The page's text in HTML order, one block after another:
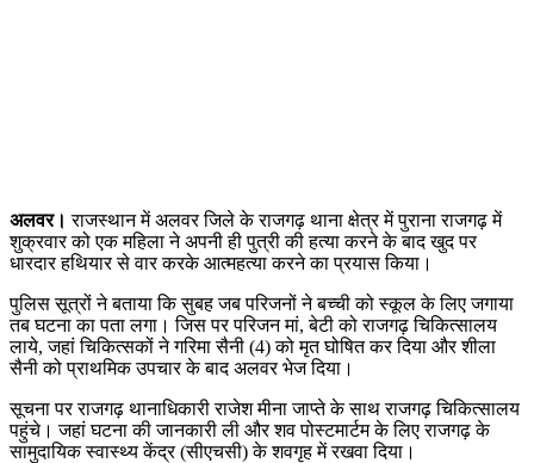
अलवर। राजस्थान में अलवर जिले के राजगढ़ थाना क्षेत्र में पुराना राजगढ़ में
शुक्रवार को एक महिला ने अपनी ही पुत्री की हत्या करने के बाद खुद पर
धारदार हथियार से वार करके आत्महत्या करने का प्रयास किया।
पुलिस सूत्रों ने बताया कि सुबह जब परिजनों ने बच्ची को स्कूल के लिए जगाया
तब घटना का पता लगा। जिस पर परिजन मां, बेटी को राजगढ़ चिकित्सालय
लाये, जहां चिकित्सकों ने गरिमा सैनी (4) को मृत घोषित कर दिया और शीला
सैनी को प्राथमिक उपचार के बाद अलवर भेज दिया।
सूचना पर राजगढ़ थानाधिकारी राजेश मीना जाप्ते के साथ राजगढ़ चिकित्सालय
पहुंचे। जहां घटना की जानकारी ली और शव पोस्टमार्टम के लिए राजगढ़ के
सामुदायिक स्वास्थ्य केंद्र (सीएचसी) के शवगृह में रखवा दिया।